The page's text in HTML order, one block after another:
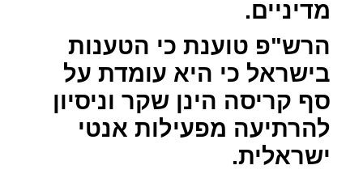
מדיניים.
הרש"פ טוענת כי הטענות
בישראל כי היא עומדת על
סף קריסה הינן שקר וניסיון
להרתיעה מפעילות אנטי
ישראלית.